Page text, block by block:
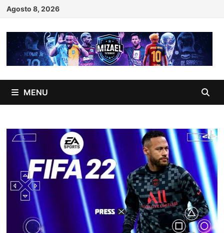
Skip
content
Agosto 8, 2026
MENU